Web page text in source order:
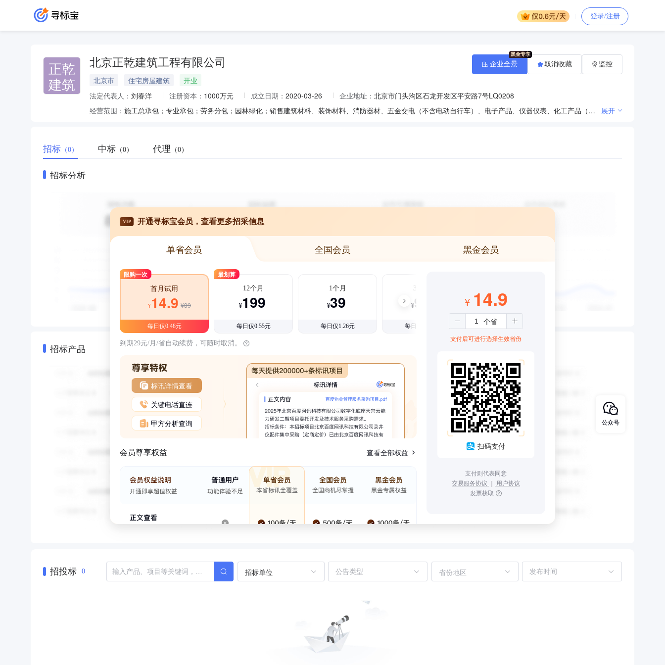
登录/注册
正乾
建筑
北京正乾建筑工程有限公司
北京市 住宅房屋建筑
开业
法定代表人： 刘春洋 注册资本： 1000万元 成立日期： 2020-03-26 企业地址： 北京市门头沟区石龙开发区平安路7号LQ0208
经营范围：
施工总承包；专业承包；劳务分包；园林绿化；销售建筑材料、装饰材料、消防器材、五金交电（不含电动自行车）、电子产品、仪器仪表、化工产品（不含危险化学品及一类易制毒化学品）；脚手架、机械设备租赁。（市场主体依法自主选择经营项目，开展经营活动；施工总承包、专业承包以及依法须经批准的项目，经相关部门批准后依批准的内容开展经营活动；不得从事国家和本市产业政策禁止和限制类项目的经营活动。） 展开
企业全景 取消收藏 监控
招标 （0） 中标 （0） 代理 （0）
招标分析
招标产品
VIP 开通寻标宝会员，查看更多招采信息
单省会员 全国会员 黑金会员
限购一次
首月试用
¥14.9 ¥39
每日仅0.48元
最划算
12个月
¥199
每日仅0.55元
1个月
¥39
每日仅1.26元
3个月
¥99
每日仅1.08元
到期29元/月/省自动续费，可随时取消。
标讯详情查看
关键电话直连
甲方分析查询
会员尊享权益 查看全部权益
¥ 14.9
支付后可进行选择生效省份
扫码支付
支付则代表同意
交易服务协议 ｜ 用户协议
发票获取
招投标 0 招标单位 省份地区
公众号